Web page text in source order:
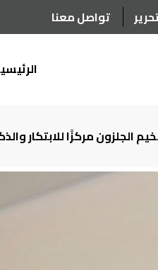
تواصل معنا
مركزًا للابتكار